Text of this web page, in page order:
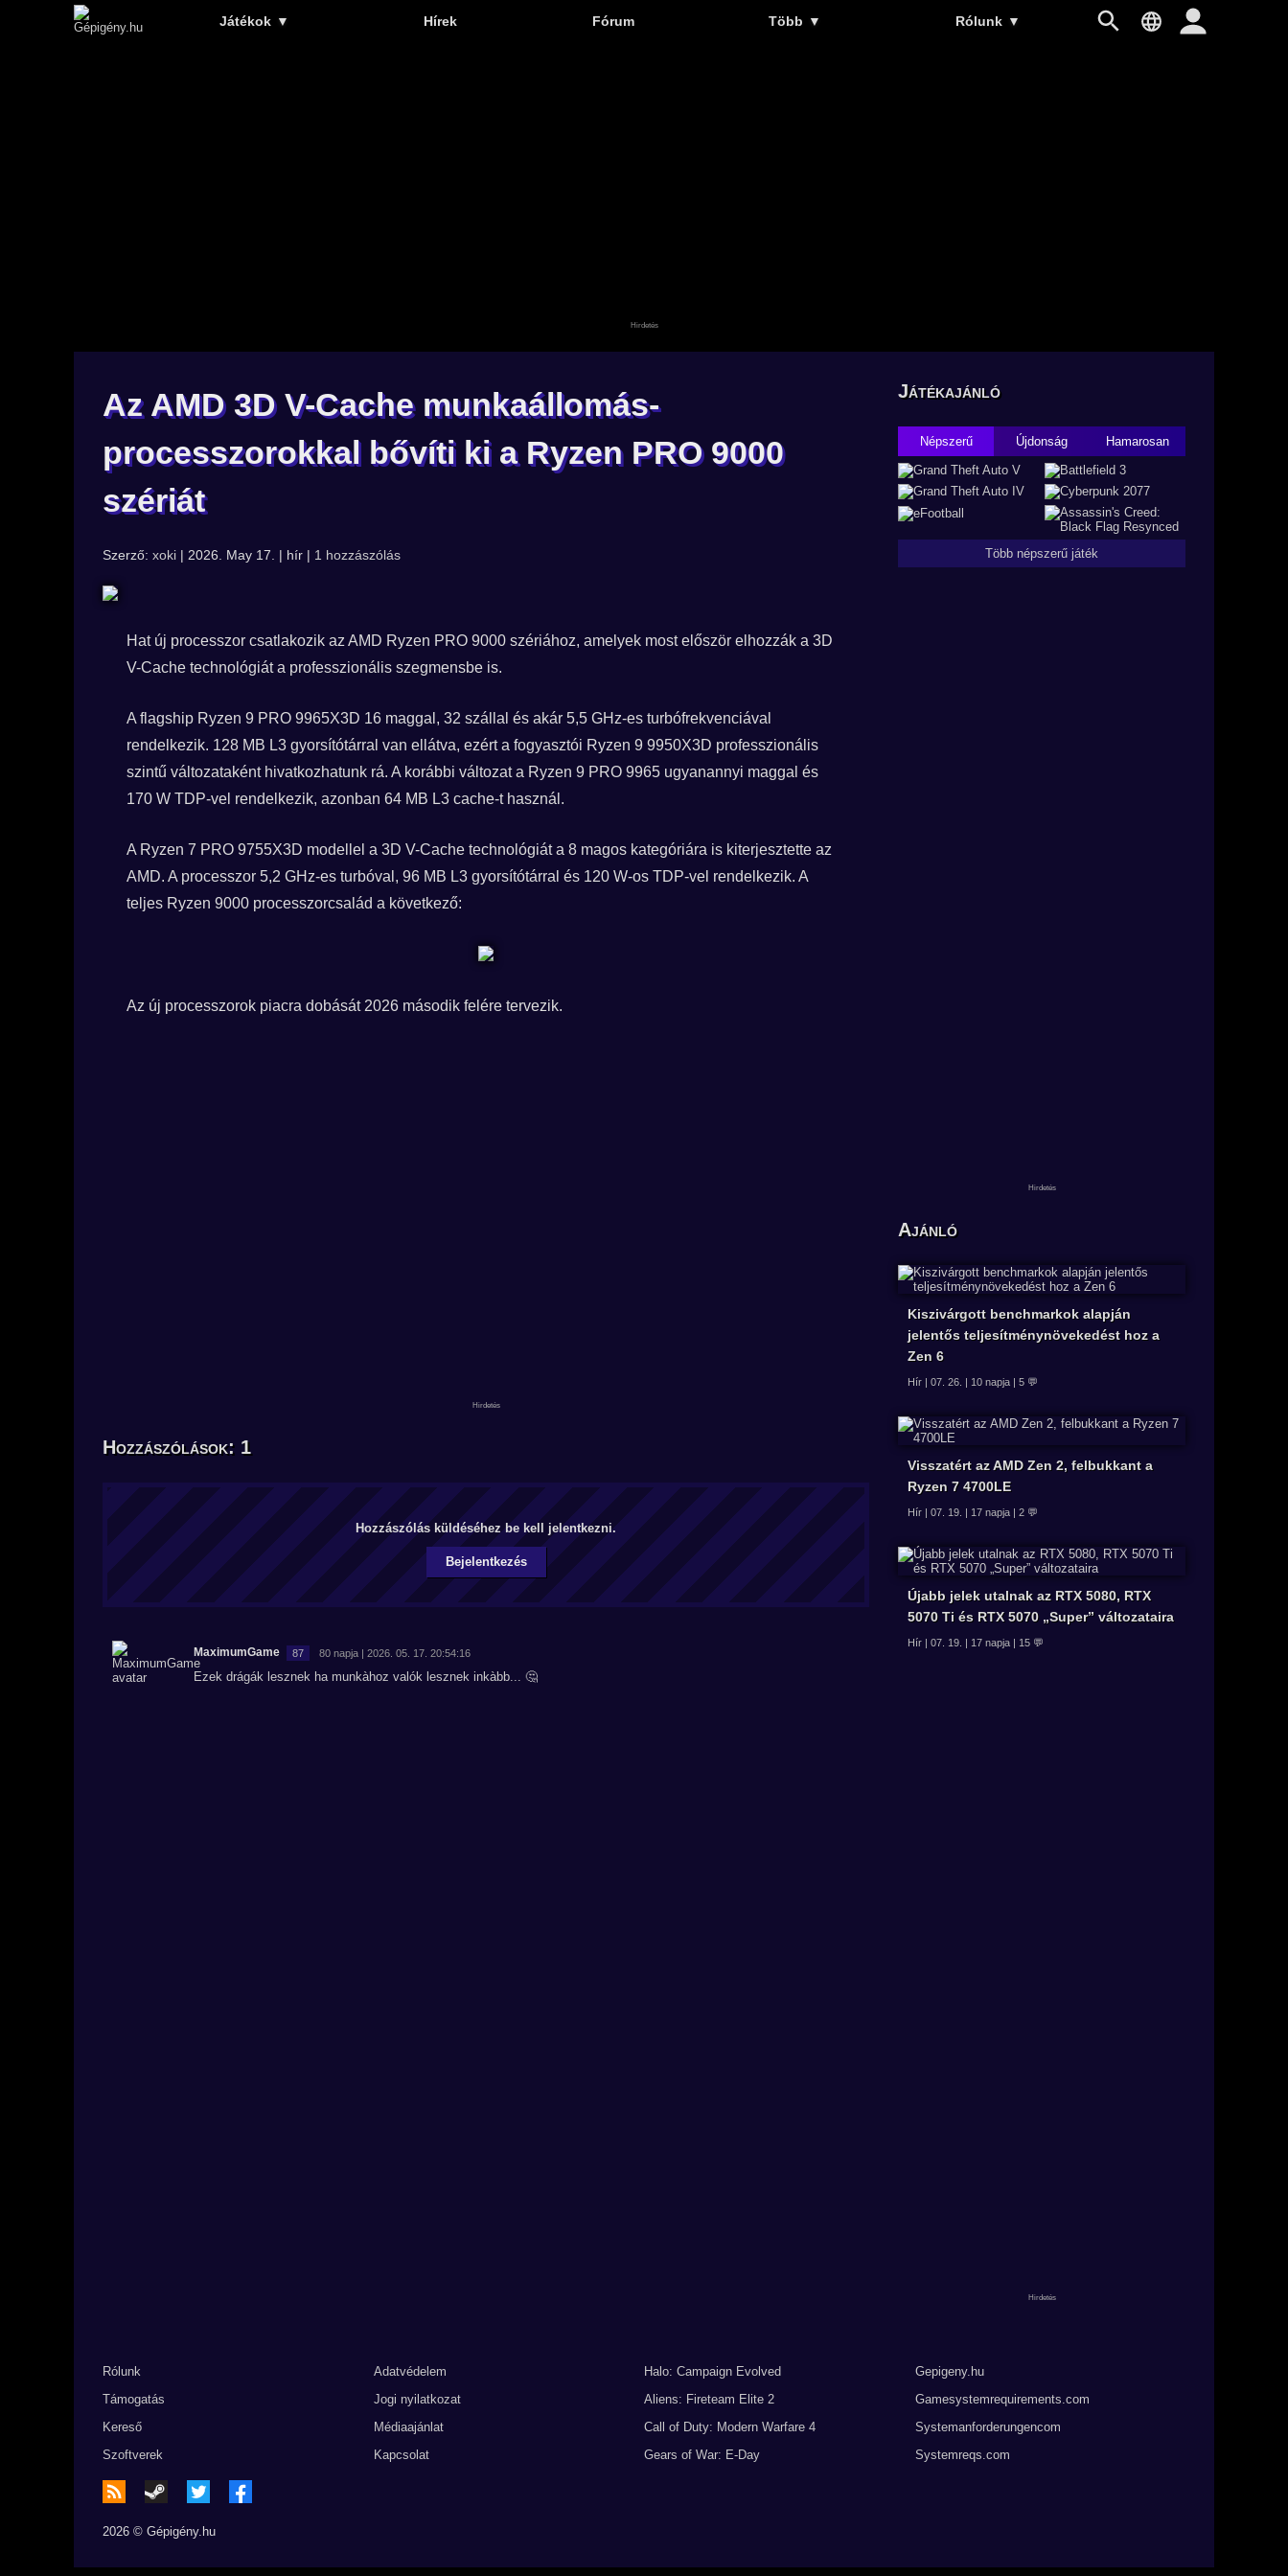
Játékok ▼ Hírek Fórum Több ▼ Rólunk ▼
Az AMD 3D V-Cache munkaállomás-
processzorokkal bővíti ki a Ryzen PRO 9000
szériát
Szerző: xoki | 2026. May 17. | hír | 1 hozzászólás
Hat új processzor csatlakozik az AMD Ryzen PRO 9000 szériához, amelyek most először elhozzák a 3D
V-Cache technológiát a professzionális szegmensbe is.
A flagship Ryzen 9 PRO 9965X3D 16 maggal, 32 szállal és akár 5,5 GHz-es turbófrekvenciával
rendelkezik. 128 MB L3 gyorsítótárral van ellátva, ezért a fogyasztói Ryzen 9 9950X3D professzionális
szintű változataként hivatkozhatunk rá. A korábbi változat a Ryzen 9 PRO 9965 ugyanannyi maggal és
170 W TDP-vel rendelkezik, azonban 64 MB L3 cache-t használ.
A Ryzen 7 PRO 9755X3D modellel a 3D V-Cache technológiát a 8 magos kategóriára is kiterjesztette az
AMD. A processzor 5,2 GHz-es turbóval, 96 MB L3 gyorsítótárral és 120 W-os TDP-vel rendelkezik. A
teljes Ryzen 9000 processzorcsalád a következő:
Az új processzorok piacra dobását 2026 második felére tervezik.
Hozzászólások: 1
Hozzászólás küldéséhez be kell jelentkezni.
Bejelentkezés
MaximumGame 87 80 napja | 2026. 05. 17. 20:54:16
Ezek drágák lesznek ha munkàhoz valók lesznek inkàbb... 🤔
Játékajánló
Népszerű Újdonság Hamarosan
Több népszerű játék
Ajánló
Kiszivárgott benchmarkok alapján
jelentős teljesítménynövekedést hoz a
Zen 6
Hír | 07. 26. | 10 napja | 5 💬
Visszatért az AMD Zen 2, felbukkant a
Ryzen 7 4700LE
Hír | 07. 19. | 17 napja | 2 💬
Újabb jelek utalnak az RTX 5080, RTX
5070 Ti és RTX 5070 „Super” változataira
Hír | 07. 19. | 17 napja | 15 💬
Rólunk
Támogatás
Kereső
Szoftverek
Adatvédelem
Jogi nyilatkozat
Médiaajánlat
Kapcsolat
Halo: Campaign Evolved
Aliens: Fireteam Elite 2
Call of Duty: Modern Warfare 4
Gears of War: E-Day
Gepigeny.hu
Gamesystemrequirements.com
Systemanforderungencom
Systemreqs.com
2026 © Gépigény.hu